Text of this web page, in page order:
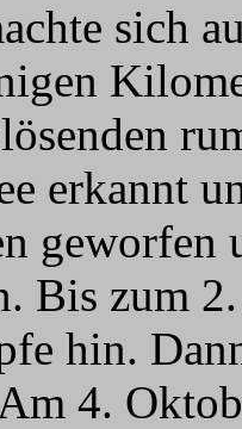
sich
erkannt
geworfen
Bis zum
hin.
4.